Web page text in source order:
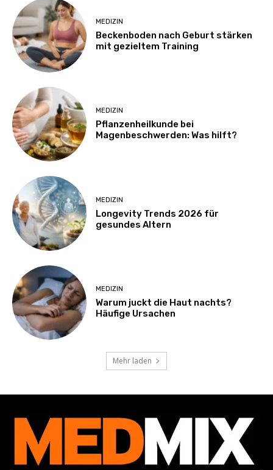
MEDIZIN
Beckenboden nach Geburt stärken
mit gezieltem Training
MEDIZIN
Pflanzenheilkunde bei
Magenbeschwerden: Was hilft?
MEDIZIN
Longevity Trends 2026 für
gesundes Altern
MEDIZIN
Warum juckt die Haut nachts?
Häufige Ursachen
Mehr laden